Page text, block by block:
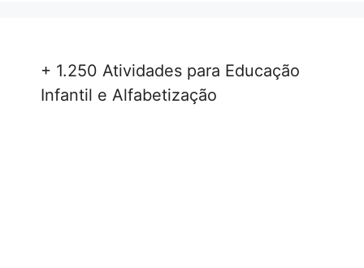
+ 1.250 Atividades para Educação
Infantil e Alfabetização